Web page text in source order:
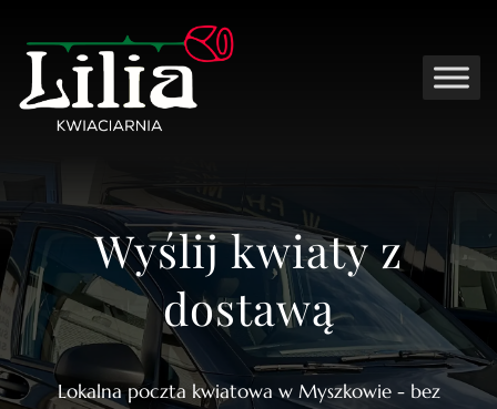
Wyślij kwiaty z
dostawą
Lokalna poczta kwiatowa w Myszkowie - bez